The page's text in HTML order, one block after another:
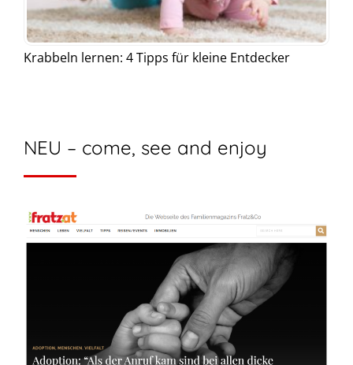
Krabbeln lernen: 4 Tipps für kleine Entdecker
NEU – come, see and enjoy